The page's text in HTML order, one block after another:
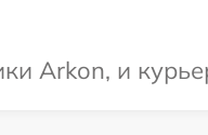
Arkon, и